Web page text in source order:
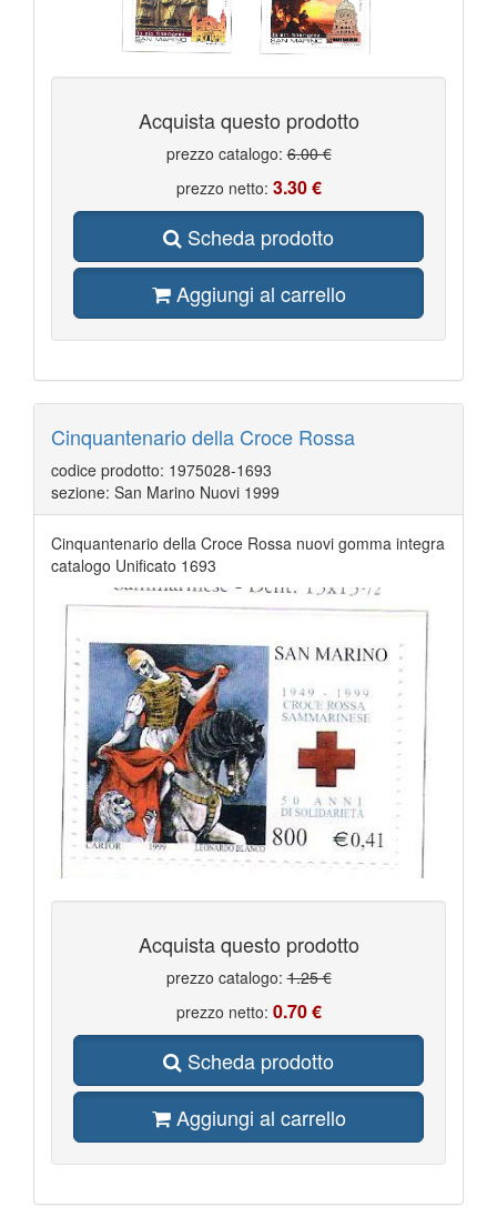
Acquista questo prodotto
prezzo catalogo:6.00 €
prezzo netto: 3.30 €
Scheda prodotto
Aggiungi al carrello
Cinquantenario della Croce Rossa
codice prodotto: 1975028-1693
sezione: San Marino Nuovi 1999
Cinquantenario della Croce Rossa nuovi gomma integra
catalogo Unificato 1693
Acquista questo prodotto
prezzo catalogo:1.25 €
prezzo netto: 0.70 €
Scheda prodotto
Aggiungi al carrello